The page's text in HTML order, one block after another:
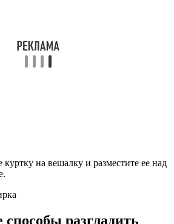
куртку на вешалку и разместите ее над
разгладить